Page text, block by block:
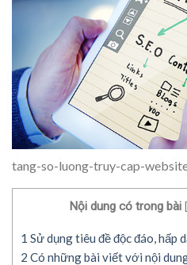
tang-so-luong-truy-cap-
Nội dung có trong bài [
1 Sử dụng tiêu đề độc đáo, hấp
2 Có những bài viết với nội